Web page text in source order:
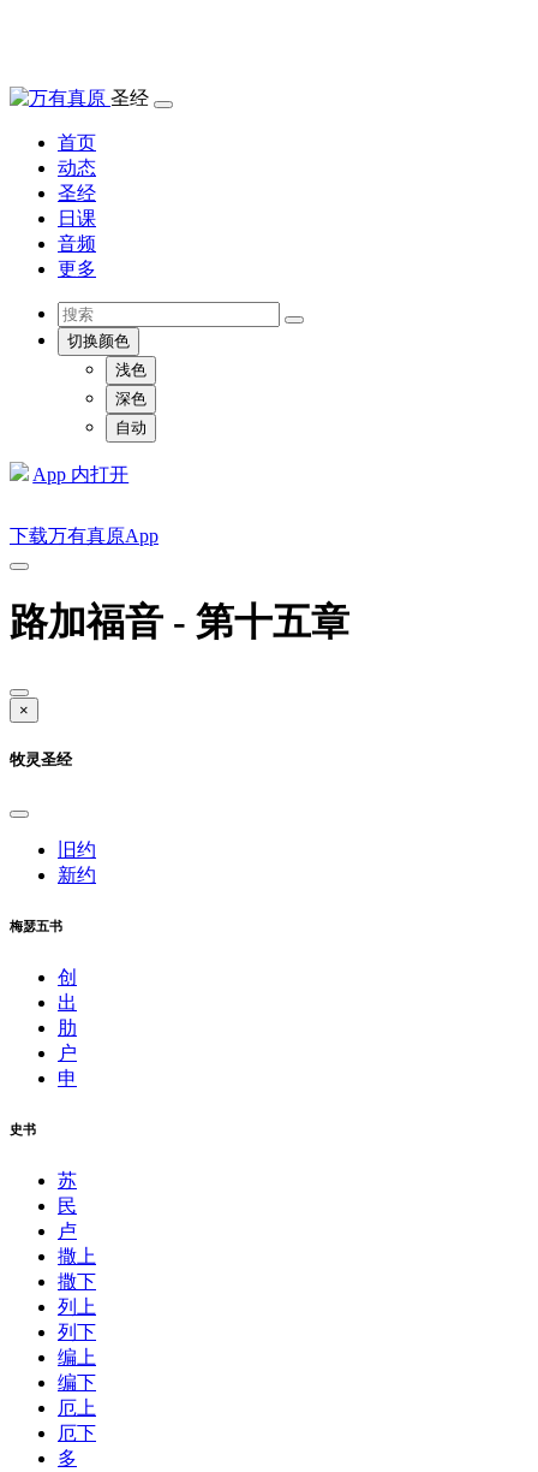
圣经
首页
动态
圣经
日课
音频
更多
切换颜色
浅色
深色
自动
App 内打开
下载万有真原App
路加福音 - 第十五章
×
牧灵圣经
旧约
新约
梅瑟五书
创
出
肋
户
申
史书
苏
民
卢
撒上
撒下
列上
列下
编上
编下
厄上
厄下
多